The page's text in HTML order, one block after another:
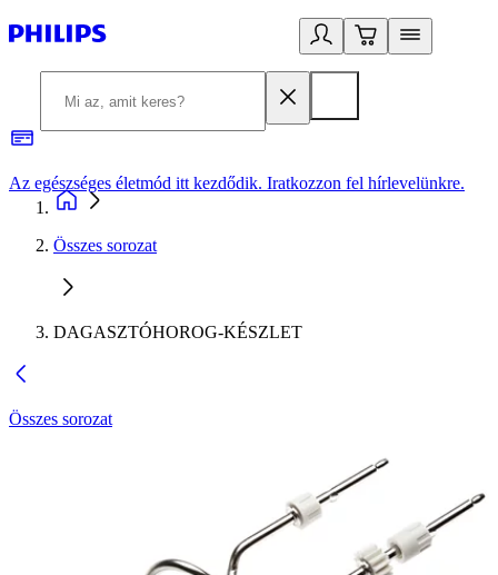
Az egészséges életmód itt kezdődik. Iratkozzon fel hírlevelünkre.
Összes sorozat
DAGASZTÓHOROG-KÉSZLET
Összes sorozat